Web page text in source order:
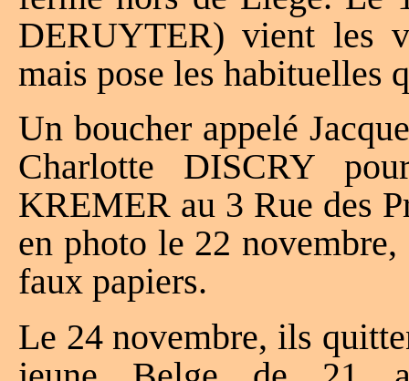
DERUYTER) vient les
mais pose les habituelles
Un boucher appelé
Charlotte DISCRY
KREMER au 3 Rue des
en photo le 22
faux papiers.
Le 24 novembre, ils